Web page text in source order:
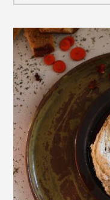
Ronțăieli
Băuturi
Băuturi calde
Băuturi reci
Cocktail-uri
Smoothies
Ceva Dulce
Biscuiți, Bomboane și
Fursecuri